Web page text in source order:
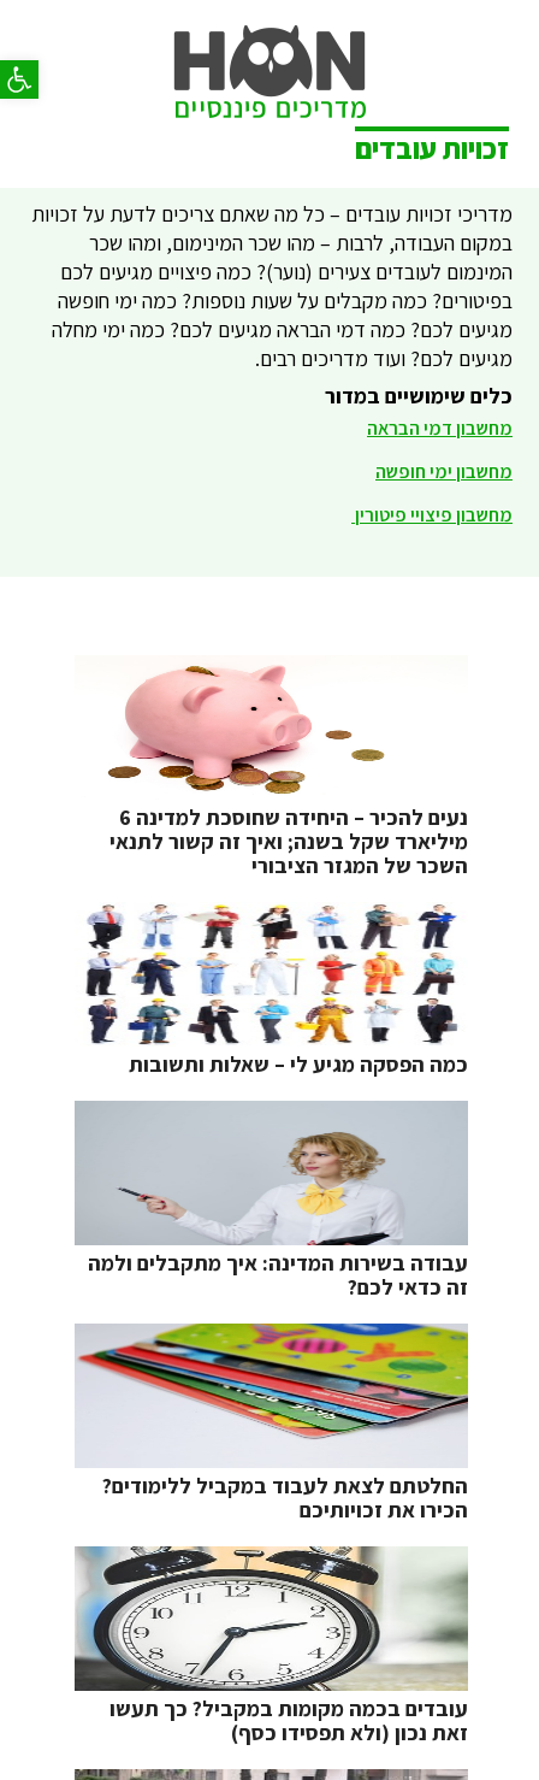
פתח
זכויות עובדים
מדריכי זכויות עובדים – כל מה שאתם צריכים לדעת על זכויות
במקום העבודה, לרבות – מהו שכר המינימום, ומהו שכר
המינמום לעובדים צעירים (נוער)? כמה פיצויים מגיעים לכם
בפיטורים? כמה מקבלים על שעות נוספות? כמה ימי חופשה
מגיעים לכם? כמה דמי הבראה מגיעים לכם? כמה ימי מחלה
מגיעים לכם? ועוד מדריכים רבים.
כלים שימושיים במדור
מחשבון דמי הבראה
מחשבון ימי חופשה
מחשבון פיצויי פיטורין
נעים להכיר – היחידה שחוסכת למדינה 6
מיליארד שקל בשנה; ואיך זה קשור לתנאי
השכר של המגזר הציבורי
כמה הפסקה מגיע לי – שאלות ותשובות
עבודה בשירות המדינה: איך מתקבלים ולמה
זה כדאי לכם?
החלטתם לצאת לעבוד במקביל ללימודים?
הכירו את זכויותיכם
עובדים בכמה מקומות במקביל? כך תעשו
זאת נכון (ולא תפסידו כסף)